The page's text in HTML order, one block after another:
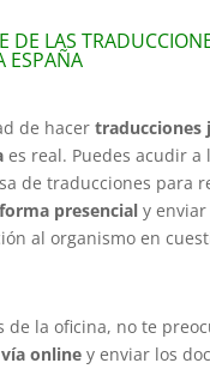
DE LAS
ESPAÑA
de hacer traducciones
es real. Puedes acudir a
de traducciones para
presencialy enviar
al organismo en
de la oficina, no te
vía onliney enviar los